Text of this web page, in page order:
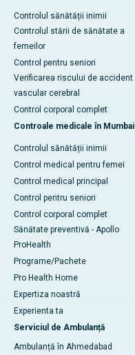
Controlul sănătății inimii
Controlul stării de sănătate a
femeilor
Control pentru seniori
Verificarea riscului de accident
vascular cerebral
Control corporal complet
Controale medicale în Mumbai
Controlul sănătății inimii
Control medical pentru femei
Control medical principal
Control pentru seniori
Control corporal complet
Sănătate preventivă - Apollo
ProHealth
Programe/Pachete
Pro Health Home
Expertiza noastră
Experienta ta
Serviciul de Ambulanță
Ambulanță în Ahmedabad